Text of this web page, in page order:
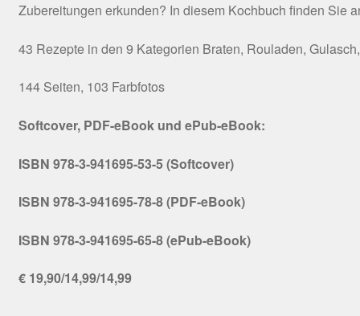
Zubereitungen erkunden? In diesem Kochbuch finden Sie
43 Rezepte in den 9 Kategorien Braten, Rouladen,
144 Seiten, 103 Farbfotos
Softcover, PDF-eBook und ePub-eBook:
ISBN 978-3-941695-53-5 (Softcover)
ISBN 978-3-941695-78-8 (PDF-eBook)
ISBN 978-3-941695-65-8 (ePub-eBook)
€ 19,90/14,99/14,99